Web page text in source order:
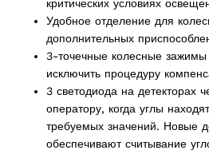
2 products
критических условиях
Удобное отделение для
дополнительных
3-точечные колесные
исключить процедуру
3 светодиода на детекторах
оператору, когда углы
требуемых значений. Новые
обеспечивают считывание